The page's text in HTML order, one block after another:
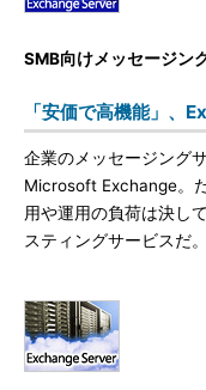
SMB向けメッセージン
「安価で高機能」、
企業のメッセージング
Microsoft Exchange。
用や運用の負荷は決し
スティングサービスだ。